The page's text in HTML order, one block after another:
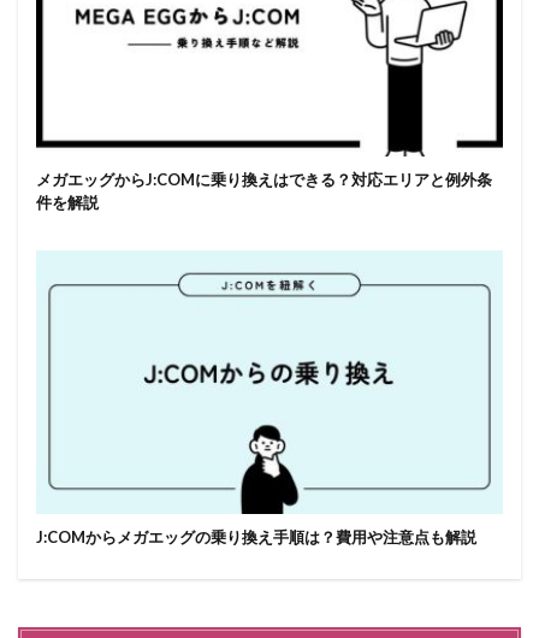
メガエッグからJ:COMに乗り換えはできる？対応エリアと例外条
件を解説
J:COMからメガエッグの乗り換え手順は？費用や注意点も解説